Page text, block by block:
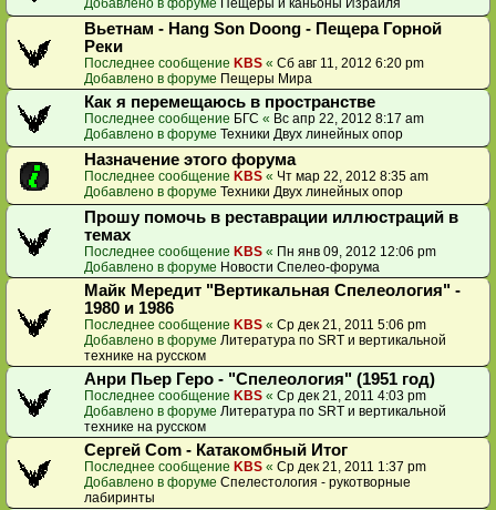
Вьетнам - Hang Son Doong - Пещера Горной
Реки
Последнее сообщение KBS « Сб авг 11, 2012 6:20 pm
Добавлено в форуме Пещеры Мира
Как я перемещаюсь в пространстве
Последнее сообщение БГС « Вс апр 22, 2012 8:17 am
Добавлено в форуме Техники Двух линейных опор
Назначение этого форума
Последнее сообщение KBS « Чт мар 22, 2012 8:35 am
Добавлено в форуме Техники Двух линейных опор
Прошу помочь в реставрации иллюстраций в
темах
Последнее сообщение KBS « Пн янв 09, 2012 12:06 pm
Добавлено в форуме Новости Спелео-форума
Майк Мередит "Вертикальная Спелеология" -
1980 и 1986
Последнее сообщение KBS « Ср дек 21, 2011 5:06 pm
Добавлено в форуме Литература по SRT и вертикальной
технике на русском
Анри Пьер Геро - "Спелеология" (1951 год)
Последнее сообщение KBS « Ср дек 21, 2011 4:03 pm
Добавлено в форуме Литература по SRT и вертикальной
технике на русском
Сергей Com - Катакомбный Итог
Последнее сообщение KBS « Ср дек 21, 2011 1:37 pm
Добавлено в форуме Спелестология - рукотворные
лабиринты